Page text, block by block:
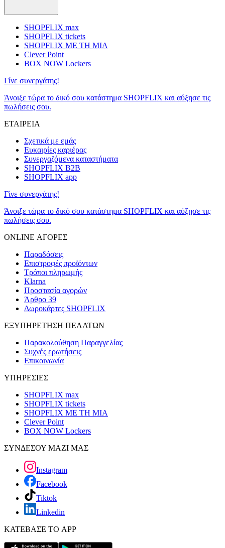
SHOPFLIX max
SHOPFLIX tickets
SHOPFLIX ΜΕ ΤΗ ΜΙΑ
Clever Point
BOX NOW Lockers
Γίνε συνεργάτης!
Άνοιξε τώρα το δικό σου κατάστημα SHOPFLIX και αύξησε τις
πωλήσεις σου.
ΕΤΑΙΡΕΙΑ
Σχετικά με εμάς
Ευκαιρίες καριέρας
Συνεργαζόμενα καταστήματα
SHOPFLIX B2B
SHOPFLIX app
Γίνε συνεργάτης!
Άνοιξε τώρα το δικό σου κατάστημα SHOPFLIX και αύξησε τις
πωλήσεις σου.
ONLINE ΑΓΟΡΕΣ
Παραδόσεις
Επιστροφές προϊόντων
Τρόποι πληρωμής
Klarna
Προστασία αγορών
Άρθρο 39
Δωροκάρτες SHOPFLIX
ΕΞΥΠΗΡΕΤΗΣΗ ΠΕΛΑΤΩΝ
Παρακολούθηση Παραγγελίας
Συχνές ερωτήσεις
Επικοινωνία
ΥΠΗΡΕΣΙΕΣ
SHOPFLIX max
SHOPFLIX tickets
SHOPFLIX ΜΕ ΤΗ ΜΙΑ
Clever Point
BOX NOW Lockers
ΣΥΝΔΕΣΟΥ ΜΑΖΙ ΜΑΣ
Instagram
Facebook
Tiktok
Linkedin
ΚΑΤΕΒΑΣΕ ΤΟ APP